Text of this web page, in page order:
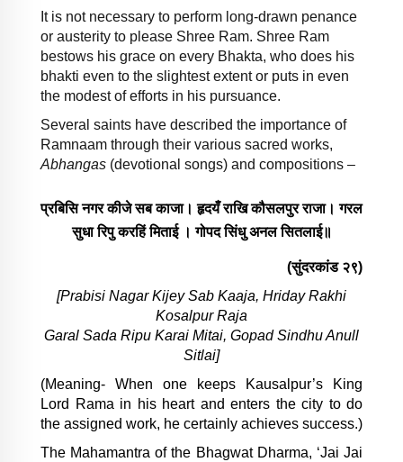
It is not necessary to perform long-drawn penance
or austerity to please Shree Ram. Shree Ram
bestows his grace on every Bhakta, who does his
bhakti even to the slightest extent or puts in even
the modest of efforts in his pursuance.
Several saints have described the importance of
Ramnaam through their various sacred works,
Abhangas (devotional songs) and compositions –
प्रबिसि नगर कीजे सब काजा। हृदयँ राखि कौसलपुर राजा।गरल
सुधा रिपु करहिं मिताई । गोपद सिंधु अनल सितलाई॥
(सुंदरकांड २९)
[Prabisi Nagar Kijey Sab Kaaja, Hriday Rakhi
Kosalpur Raja
Garal Sada Ripu Karai Mitai, Gopad Sindhu Anull
Sitlai]
(Meaning- When one keeps Kausalpur’s King
Lord Rama in his heart and enters the city to do
the assigned work, he certainly achieves success.)
The Mahamantra of the Bhagwat Dharma, ‘Jai Jai